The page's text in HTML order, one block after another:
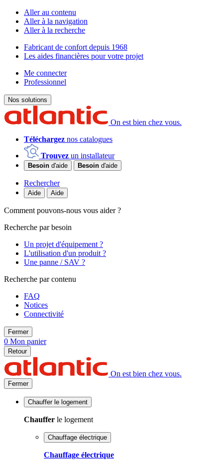
Aller au contenu
Aller à la navigation
Aller à la recherche
Fabricant de confort depuis 1968
Les aides financières pour votre projet
Me connecter
Professionnel
Nos solutions
On est bien chez vous.
Téléchargez nos catalogues
Trouvez un installateur
Besoin d'aide Besoin d'aide
Rechercher
Aide Aide
Comment pouvons-nous vous aider ?
Recherche par besoin
Un projet d'équipement ?
L'utilisation d'un produit ?
Une panne / SAV ?
Recherche par contenu
FAQ
Notices
Connectivité
Fermer
0 Mon panier
Retour
On est bien chez vous.
Fermer
Chauffer le logement
Chauffer le logement
Chauffage électrique
Chauffage électrique